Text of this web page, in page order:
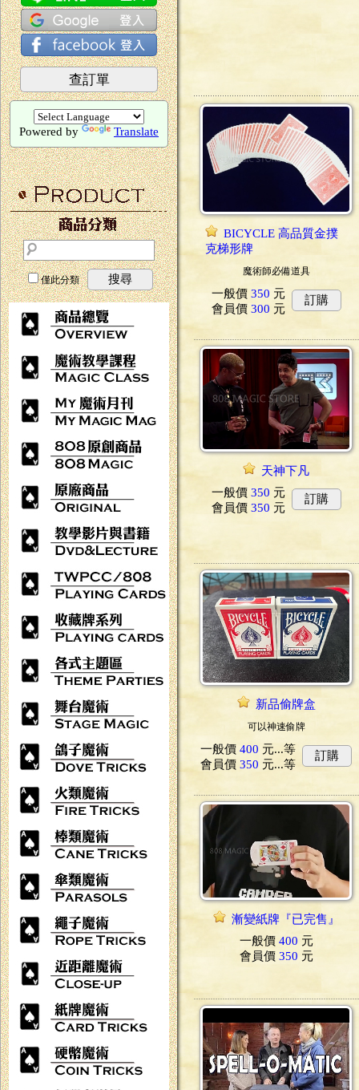
查訂單
Powered by Translate
僅此分類 搜尋
BICYCLE 高品質金撲
克梯形牌
魔術師必備道具
一般價 350 元
會員價 300 元
訂購
天神下凡
一般價 350 元
會員價 350 元
訂購
新品偷牌盒
可以神速偷牌
一般價 400 元...等
會員價 350 元...等
訂購
漸變紙牌『已完售』
一般價 400 元
會員價 350 元